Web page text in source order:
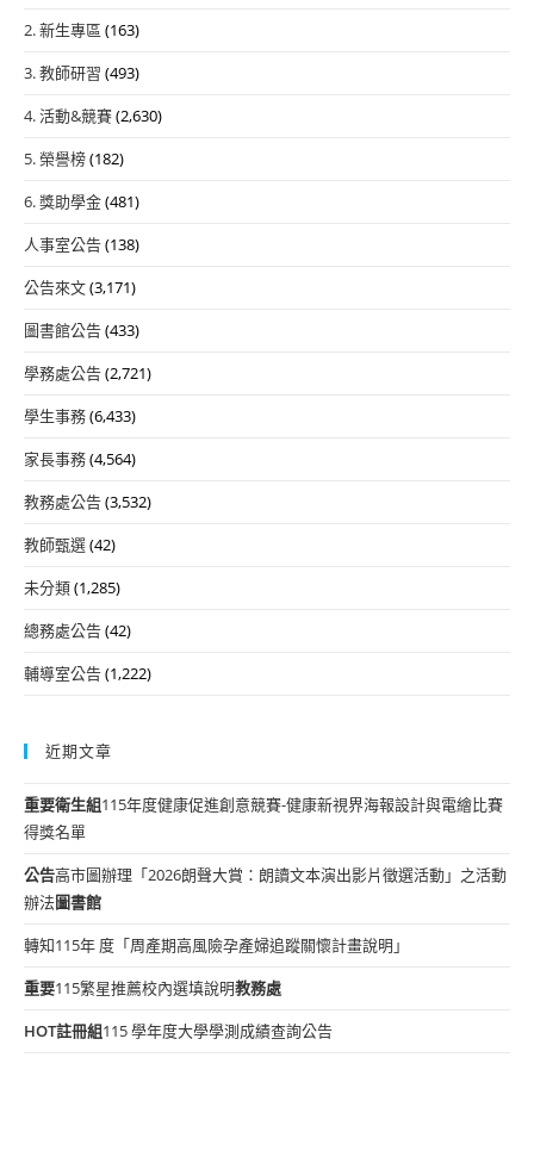
2. 新生專區 (163)
3. 教師研習 (493)
4. 活動&競賽(2,630)
5. 榮譽榜(182)
6. 獎助學金(481)
人事室公告(138)
公告來文(3,171)
圖書館公告(433)
學務處公告(2,721)
學生事務(6,433)
家長事務(4,564)
教務處公告(3,532)
教師甄選(42)
未分類(1,285)
總務處公告(42)
輔導室公告(1,222)
近期文章
重要衛生組115年度健康促進創意競賽-健康新視界海報設計與電繪比賽
得獎名單
公告高市圖辦理「2026朗聲大賞：朗讀文本演出影片徵選活動」之活動
辦法圖書館
轉知115年 度「周產期高風險孕產婦追蹤關懷計畫說明」
重要115繁星推薦校內選填說明教務處
HOT註冊組115 學年度大學學測成績查詢公告